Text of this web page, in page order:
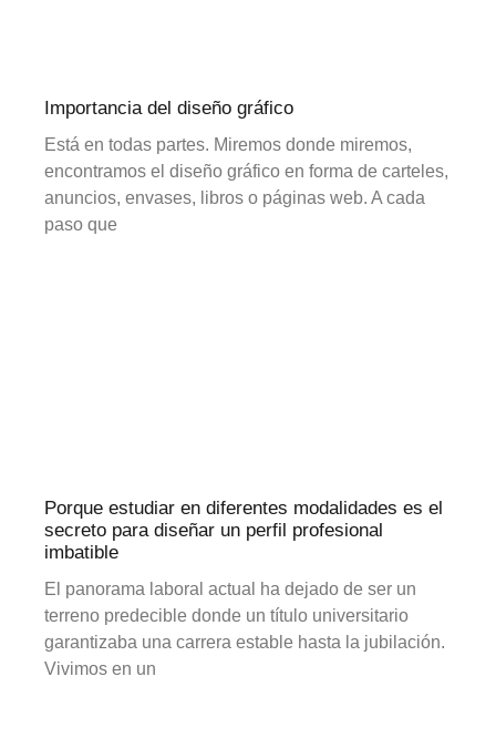
Importancia del diseño gráfico
Está en todas partes. Miremos donde miremos,
encontramos el diseño gráfico en forma de carteles,
anuncios, envases, libros o páginas web. A cada
paso que
Porque estudiar en diferentes modalidades es el
secreto para diseñar un perfil profesional
imbatible
El panorama laboral actual ha dejado de ser un
terreno predecible donde un título universitario
garantizaba una carrera estable hasta la jubilación.
Vivimos en un